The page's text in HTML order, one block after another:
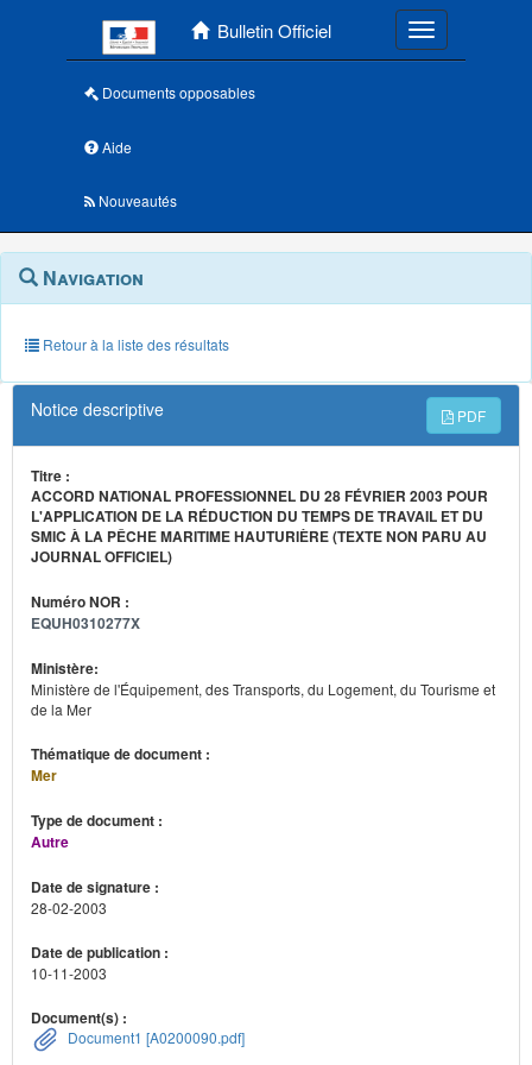
Bulletin Officiel Toggle
Documents opposables
Aide
Nouveautés
Navigation
outils
annexes
Menu
contextuel
Navigation
Retour à la liste des résultats
Notice descriptive PDF
Titre :
ACCORD NATIONAL PROFESSIONNEL DU 28 FÉVRIER 2003 POUR
L'APPLICATION DE LA RÉDUCTION DU TEMPS DE TRAVAIL ET DU
SMIC À LA PÊCHE MARITIME HAUTURIÈRE (TEXTE NON PARU AU
JOURNAL OFFICIEL)
Numéro NOR :
EQUH0310277X
Ministère:
Ministère de l'Équipement, des Transports, du Logement, du Tourisme et
de la Mer
Thématique de document :
Mer
Type de document :
Autre
Date de signature :
28-02-2003
Date de publication :
10-11-2003
Document(s) :
Document1 [A0200090.pdf]